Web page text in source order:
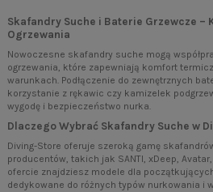
Skafandry Suche i Baterie Grzewcze –
Ogrzewania
Nowoczesne skafandry suche mogą
ogrzewania, które zapewniają komfort
warunkach. Podłączenie do zewnętrznych
korzystanie z rękawic czy kamizelek
wygodę i bezpieczeństwo nurka.
Dlaczego Wybrać Skafandry Suche w
Diving-Store oferuje szeroką gamę
producentów, takich jak SANTI, xDeep,
ofercie znajdziesz modele dla
dedykowane do różnych typów nurkowania i